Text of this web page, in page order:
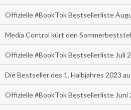
Offizielle #BookTok Bestsellerliste
Media Control kürt den
Offizielle #BookTok Bestsellerliste Juli
Die Bestseller des 1. Halbjahres 2023
Offizielle #BookTok Bestsellerliste Juni